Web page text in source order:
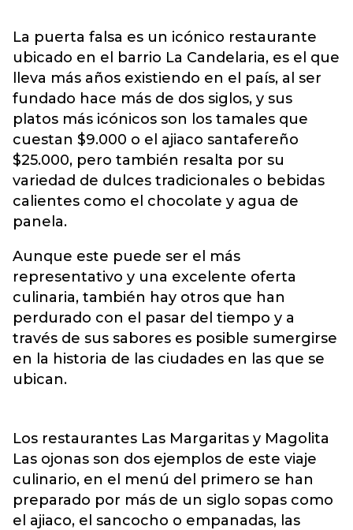
La puerta falsa es un icónico restaurante
ubicado en el barrio La Candelaria, es el que
lleva más años existiendo en el país, al ser
fundado hace más de dos siglos, y sus
platos más icónicos son los tamales que
cuestan $9.000 o el ajiaco santafereño
$25.000, pero también resalta por su
variedad de dulces tradicionales o bebidas
calientes como el chocolate y agua de
panela.
Aunque este puede ser el más
representativo y una excelente oferta
culinaria, también hay otros que han
perdurado con el pasar del tiempo y a
través de sus sabores es posible sumergirse
en la historia de las ciudades en las que se
ubican.
Los restaurantes Las Margaritas y Magolita
Las ojonas son dos ejemplos de este viaje
culinario, en el menú del primero se han
preparado por más de un siglo sopas como
el ajiaco, el sancocho o empanadas, las